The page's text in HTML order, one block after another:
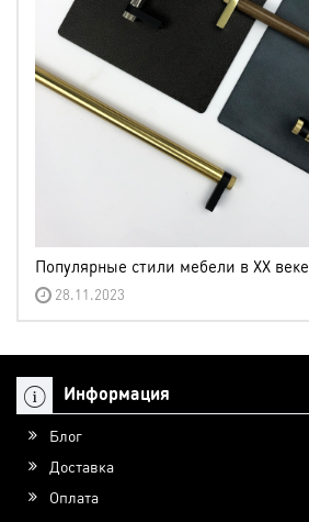
Популярные стили мебели в XX веке
28.11.2023
Информация
Блог
Доставка
Оплата